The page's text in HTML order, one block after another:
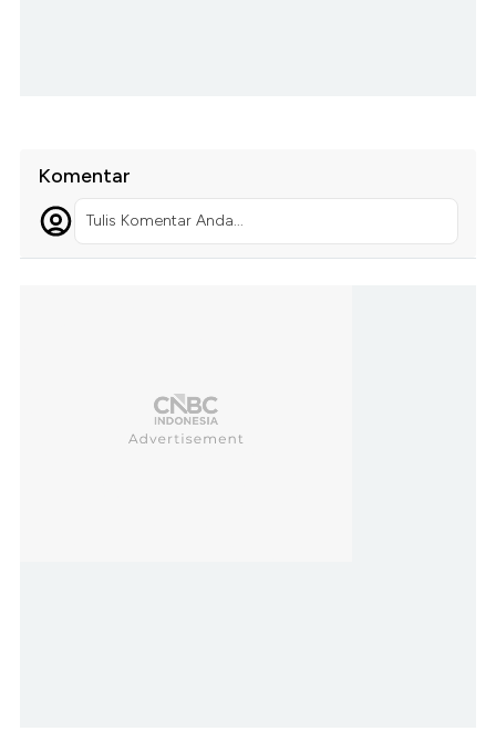
Komentar
Tulis Komentar Anda...